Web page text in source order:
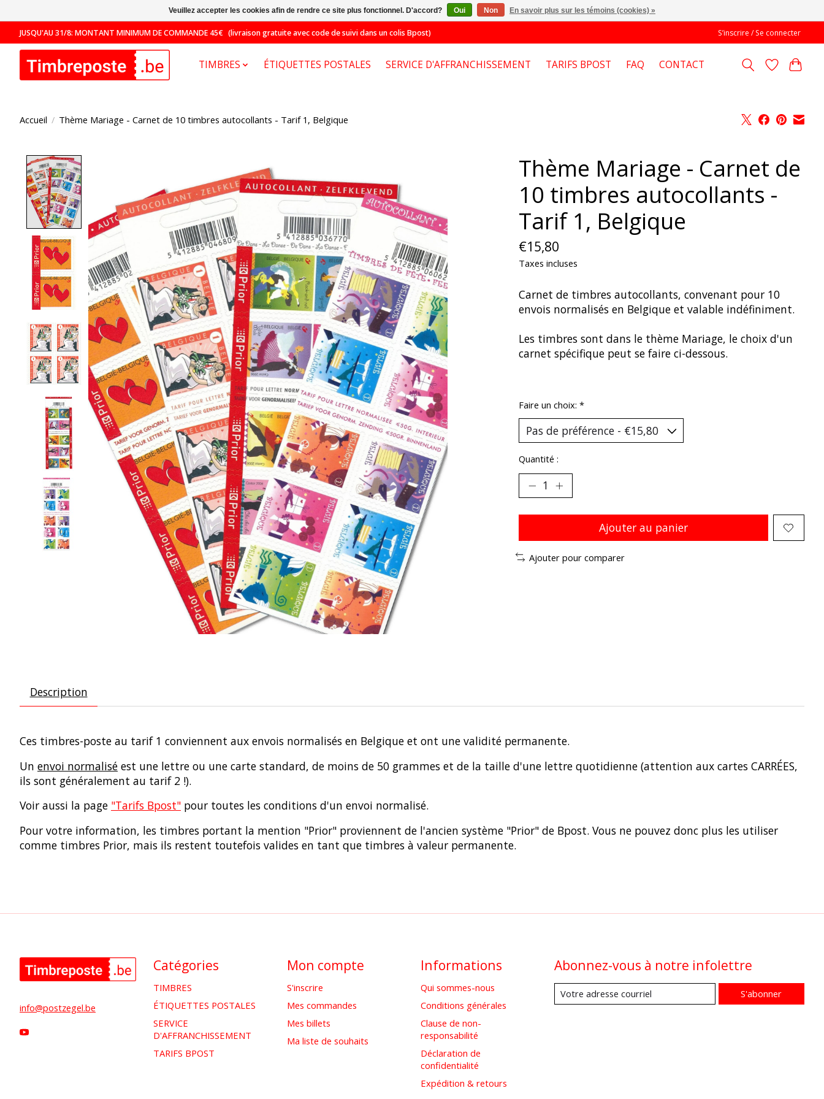
JUSQU'AU 31/8: MONTANT MINIMUM DE COMMANDE 45€ (livraison gratuite avec code de suivi dans un colis Bpost) S’inscrire / Se connecter
TIMBRES ÉTIQUETTES POSTALES SERVICE D'AFFRANCHISSEMENT TARIFS BPOST FAQ CONTACT
Accueil / Thème Mariage - Carnet de 10 timbres autocollants - Tarif 1, Belgique
Thème Mariage - Carnet de
10 timbres autocollants -
Tarif 1, Belgique
€15,80
Taxes incluses
Carnet de timbres autocollants, convenant pour 10
envois normalisés en Belgique et valable indéfiniment.
Les timbres sont dans le thème Mariage, le choix d'un
carnet spécifique peut se faire ci-dessous.
Faire un choix: *
Quantité :
Ajouter au panier
Ajouter pour comparer
Description
Ces timbres-poste au tarif 1 conviennent aux envois normalisés en Belgique et ont une validité permanente.
Un envoi normalisé est une lettre ou une carte standard, de moins de 50 grammes et de la taille d'une lettre quotidienne (attention aux cartes CARRÉES,
ils sont généralement au tarif 2 !).
Voir aussi la page "Tarifs Bpost" pour toutes les conditions d'un envoi normalisé.
Pour votre information, les timbres portant la mention "Prior" proviennent de l'ancien système "Prior" de Bpost. Vous ne pouvez donc plus les utiliser
comme timbres Prior, mais ils restent toutefois valides en tant que timbres à valeur permanente.
info@postzegel.be
Catégories
TIMBRES
ÉTIQUETTES POSTALES
SERVICE
D'AFFRANCHISSEMENT
TARIFS BPOST
Mon compte
S'inscrire
Mes commandes
Mes billets
Ma liste de souhaits
Informations
Qui sommes-nous
Conditions générales
Clause de non-
responsabilité
Déclaration de
confidentialité
Expédition & retours
Abonnez-vous à notre infolettre
S'abonner
Veuillez accepter les cookies afin de rendre ce site plus fonctionnel. D'accord? Oui Non En savoir plus sur les témoins (cookies) »